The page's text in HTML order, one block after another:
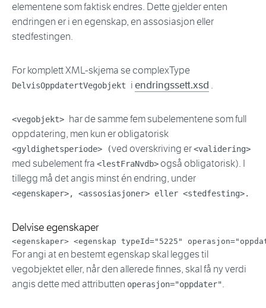
elementene som faktisk endres. Dette gjelder enten
endringen er i en egenskap, en assosiasjon eller
stedfestingen.
For komplett XML-skjema se complexType
DelvisOppdatertVegobjekt iendringssett.xsd .
<vegobjekt> har de samme fem subelementene som full
oppdatering, men kun er obligatorisk
<gyldighetsperiode> (ved overskriving er<validering>
med subelement fra <lestFraNvdb>også obligatorisk). I
tillegg må det angis minst én endring, under
<egenskaper>, <assosiasjoner> eller <stedfesting>.
Delvise egenskaper
<egenskaper> <egenskap typeId=" 5225 " operasjon="
For angi at en bestemt egenskap skal legges til
vegobjektet eller, når den allerede finnes, skal få ny verdi
angis dette med attributten operasjon="oppdater".